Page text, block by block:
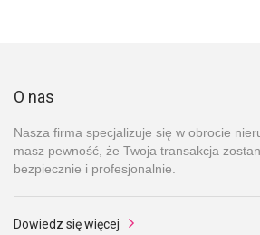
O nas
Nasza firma specjalizuje się w obrocie
masz pewność, że Twoja transakcja
bezpiecznie i profesjonalnie.
Dowiedz się więcej